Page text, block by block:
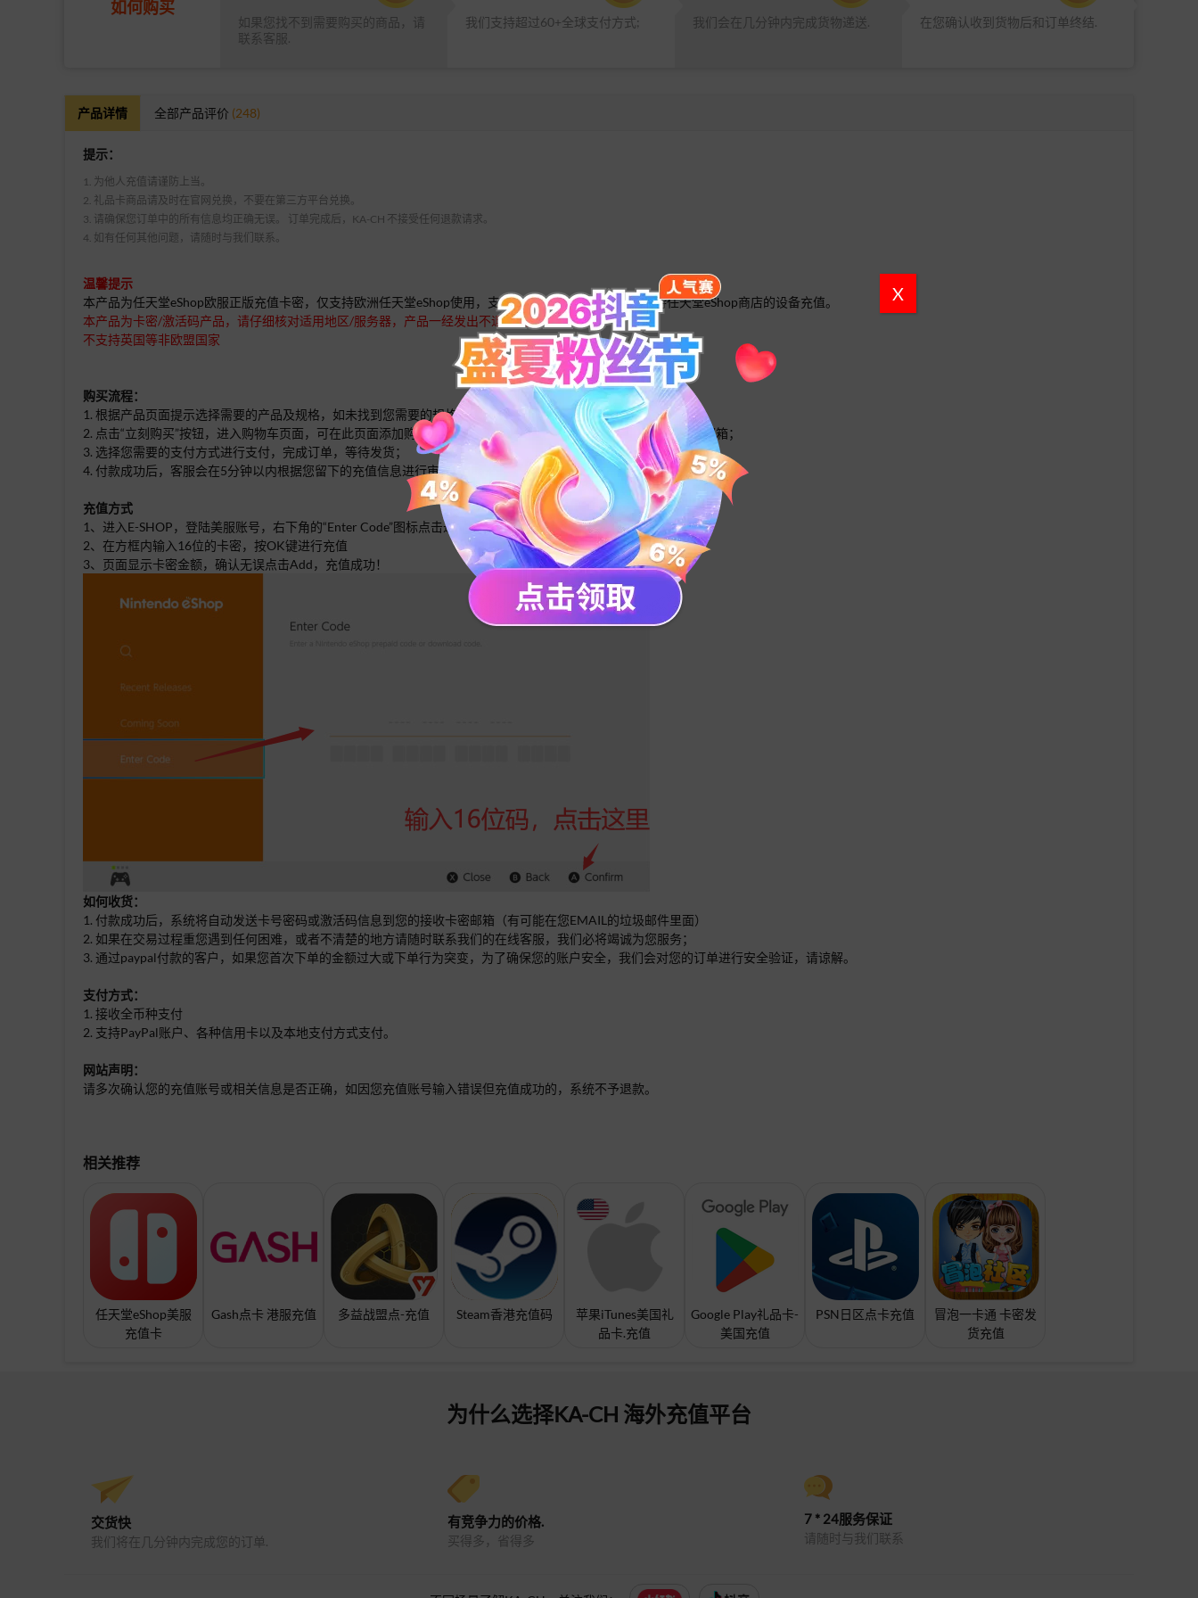
X
如何购买
如果您找不到需要购买的商品，请
联系客服.
我们支持超过60+全球支付方式; 我们会在几分钟内完成货物递送. 在您确认收到货物后和订单终结.
产品详情 全部产品评价 (248)
提示：
1. 为他人充值请谨防上当。
2. 礼品卡商品请及时在官网兑换，不要在第三方平台兑换。
3. 请确保您订单中的所有信息均正确无误。 订单完成后，KA-CH 不接受任何退款请求。
4. 如有任何其他问题，请随时与我们联系。
温馨提示
本产品为任天堂eShop欧服正版充值卡密，仅支持欧洲任天堂eShop使用，支持Switch、3DS、Wii U等支持任天堂eShop商店的设备充值。
本产品为卡密/激活码产品，请仔细核对适用地区/服务器，产品一经发出不退不换
不支持英国等非欧盟国家
购买流程：
1. 根据产品页面提示选择需要的产品及规格，如未找到您需要的规格，请选择合适的规格分别多次下单即可；；
2. 点击“立刻购买”按钮，进入购物车页面，可在此页面添加购买商品数量，然后在递送信息里详细填写接收卡密的邮箱；
3. 选择您需要的支付方式进行支付，完成订单，等待发货；
4. 付款成功后，客服会在5分钟以内根据您留下的充值信息进行审核，卡密会自动发送到您接收卡密的邮箱。
充值方式
1、进入E-SHOP，登陆美服账号，右下角的“Enter Code”图标点击进入
2、在方框内输入16位的卡密，按OK键进行充值
3、页面显示卡密金额，确认无误点击Add，充值成功！
如何收货：
1. 付款成功后，系统将自动发送卡号密码或激活码信息到您的接收卡密邮箱（有可能在您EMAIL的垃圾邮件里面）
2. 如果在交易过程重您遇到任何困难，或者不清楚的地方请随时联系我们的在线客服，我们必将竭诚为您服务；
3. 通过paypal付款的客户，如果您首次下单的金额过大或下单行为突变，为了确保您的账户安全，我们会对您的订单进行安全验证，请谅解。
支付方式：
1. 接收全币种支付
2. 支持PayPal账户、各种信用卡以及本地支付方式支付。
网站声明：
请多次确认您的充值账号或相关信息是否正确，如因您充值账号输入错误但充值成功的，系统不予退款。
相关推荐
任天堂eShop美服
充值卡
Gash点卡 港服充值 多益战盟点-充值 Steam香港充值码
苹果iTunes美国礼
品卡.充值
Google Play礼品卡-
美国充值
PSN日区点卡充值
冒泡一卡通 卡密发
货充值
为什么选择KA-CH 海外充值平台
交货快
我们将在几分钟内完成您的订单.
有竞争力的价格.
买得多，省得多
7 * 24服务保证
请随时与我们联系